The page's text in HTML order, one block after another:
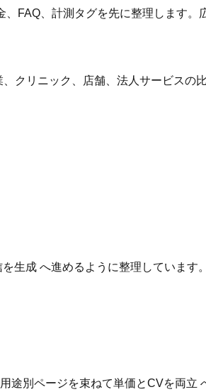
FAQ、計測タグを先に整理します。
クリニック、店舗、法人サービスの
生成 へ進めるように整理しています
途別ページを束ねて単価とCVを両立